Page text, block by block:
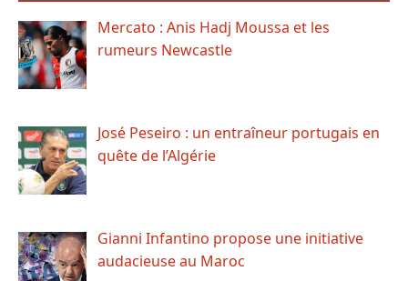
Mercato : Anis Hadj Moussa et les
rumeurs Newcastle
José Peseiro : un entraîneur portugais en
quête de l’Algérie
Gianni Infantino propose une initiative
audacieuse au Maroc